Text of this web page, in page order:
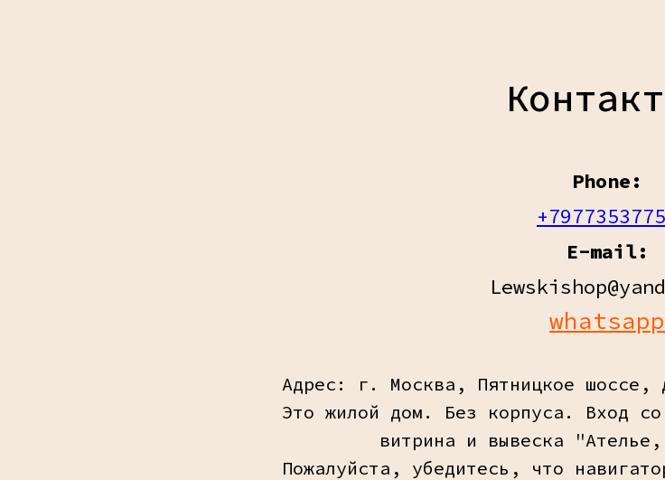
Phone:
E-mail:
whatsapp
Адрес: г. Москва, Пятницкое шоссе,
Это жилой дом. Без корпуса. Вход
витрина и вывеска
Пожалуйста, убедитесь, что